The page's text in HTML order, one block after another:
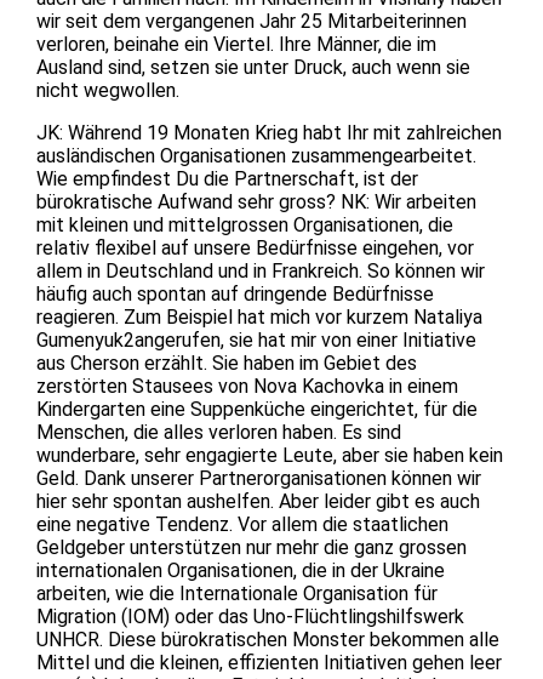
wir seit dem vergangenen Jahr 25 Mitarbeiterinnen
verloren, beinahe ein Viertel. Ihre Männer, die im
Ausland sind, setzen sie unter Druck, auch wenn sie
nicht wegwollen.
JK: Während 19 Monaten Krieg habt Ihr mit zahlreichen
ausländischen Organisationen zusammengearbeitet.
Wie empfindest Du die Partnerschaft, ist der
bürokratische Aufwand sehr gross? NK: Wir arbeiten
mit kleinen und mittelgrossen Organisationen, die
relativ flexibel auf unsere Bedürfnisse eingehen, vor
allem in Deutschland und in Frankreich. So können wir
häufig auch spontan auf dringende Bedürfnisse
reagieren. Zum Beispiel hat mich vor kurzem Nataliya
Gumenyuk2angerufen, sie hat mir von einer Initiative
aus Cherson erzählt. Sie haben im Gebiet des
zerstörten Stausees von Nova Kachovka in einem
Kindergarten eine Suppenküche eingerichtet, für die
Menschen, die alles verloren haben. Es sind
wunderbare, sehr engagierte Leute, aber sie haben kein
Geld. Dank unserer Partnerorganisationen können wir
hier sehr spontan aushelfen. Aber leider gibt es auch
eine negative Tendenz. Vor allem die staatlichen
Geldgeber unterstützen nur mehr die ganz grossen
internationalen Organisationen, die in der Ukraine
arbeiten, wie die Internationale Organisation für
Migration (IOM) oder das Uno-Flüchtlingshilfswerk
UNHCR. Diese bürokratischen Monster bekommen alle
Mittel und die kleinen, effizienten Initiativen gehen leer